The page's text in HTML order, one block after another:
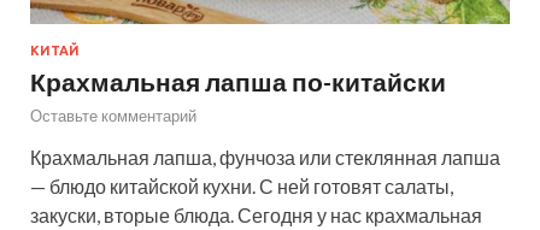
КИТАЙ
Крахмальная лапша по-китайски
Оставьте комментарий
Крахмальная лапша, фунчоза или стеклянная лапша
— блюдо китайской кухни. С ней готовят салаты,
закуски, вторые блюда. Сегодня у нас крахмальная